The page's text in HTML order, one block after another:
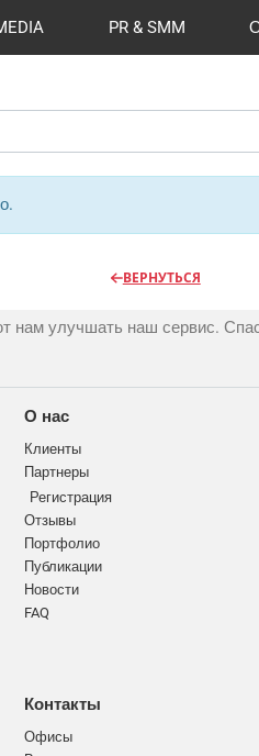
PR & SMM
ВЕРНУТЬСЯ
нам улучшать наш сервис.
О нас
Клиенты
Партнеры
Регистрация
Отзывы
Портфолио
Публикации
Новости
FAQ
Контакты
Офисы